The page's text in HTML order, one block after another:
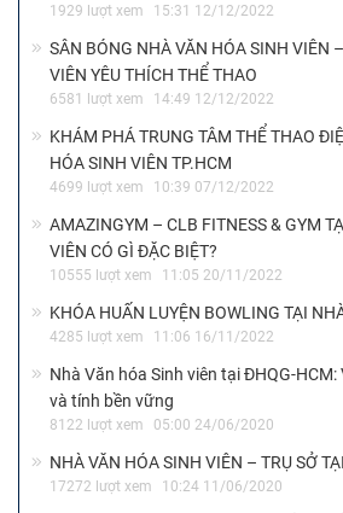
1929 lượt xem 15:31 12/12/2022
SÂN BÓNG NHÀ VĂN HÓA SINH VIÊN
VIÊN YÊU THÍCH THỂ THAO
6581 lượt xem 14:49 12/12/2022
KHÁM PHÁ TRUNG TÂM THỂ THAO
HÓA SINH VIÊN TP.HCM
4699 lượt xem 10:39 07/12/2022
AMAZINGYM – CLB FITNESS & GYM
VIÊN CÓ GÌ ĐẶC BIỆT?
10555 lượt xem 11:05 20/11/2022
KHÓA HUẤN LUYỆN BOWLING TẠI
4285 lượt xem 11:06 16/11/2022
Nhà Văn hóa Sinh viên tại ĐHQG-
và tính bền vững
8122 lượt xem 05:00 24/06/2020
NHÀ VĂN HÓA SINH VIÊN – TRỤ SỞ
17272 lượt xem 10:24 11/06/2020